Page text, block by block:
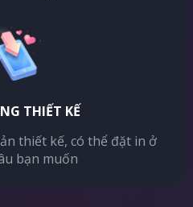
THIẾT KẾ
thiết kế, có thể đặt in ở
bạn muốn